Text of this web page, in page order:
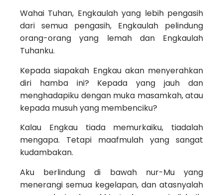
Wahai Tuhan, Engkaulah yang lebih pengasih
dari semua pengasih, Engkaulah pelindung
orang-orang yang lemah dan Engkaulah
Tuhanku.
Kepada siapakah Engkau akan menyerahkan
diri hamba ini? Kepada yang jauh dan
menghadapiku dengan muka masamkah, atau
kepada musuh yang membenciku?
Kalau Engkau tiada memurkaiku, tiadalah
mengapa. Tetapi maafmulah yang sangat
kudambakan.
Aku berlindung di bawah nur-Mu yang
menerangi semua kegelapan, dan atasnyalah